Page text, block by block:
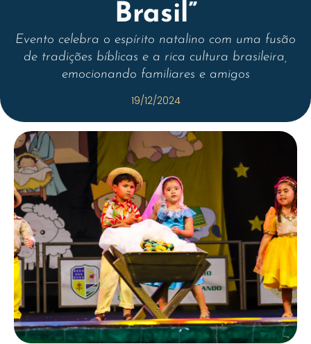
Brasil”
Evento celebra o espírito natalino com uma fusão
de tradições bíblicas e a rica cultura brasileira,
emocionando familiares e amigos
19/12/2024